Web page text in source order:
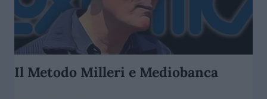
Il Metodo Milleri e Mediobanca